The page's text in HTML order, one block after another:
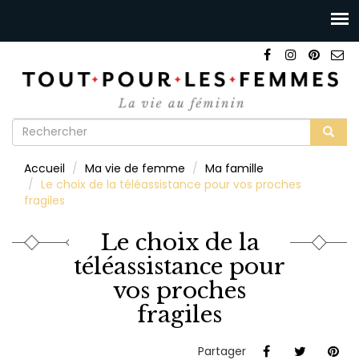
Formulaire
recherche
Accueil Ma vie de femme
Ma famille
Le choix de la téléassistance pour vos proches
fragiles
Le choix de la
téléassistance pour
vos proches
fragiles
Partager